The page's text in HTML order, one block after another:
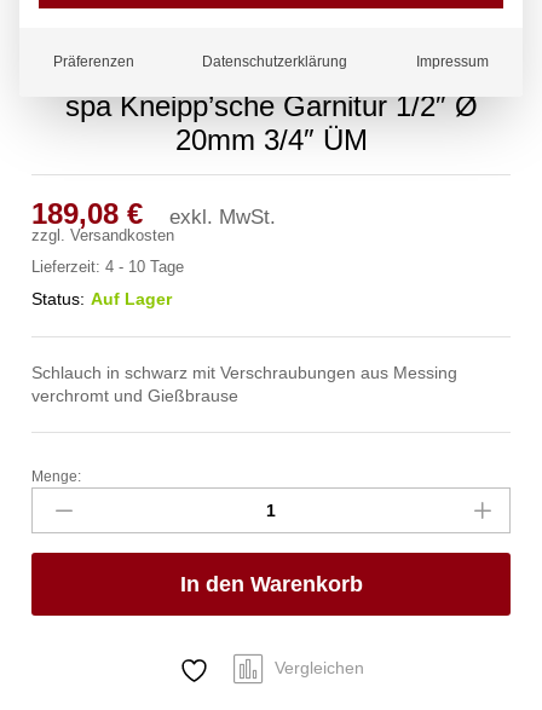
spa Kneipp’sche Garnitur 1/2″ Ø
20mm 3/4″ ÜM
189,08€ exkl. MwSt.
zzgl.Versandkosten
Lieferzeit:4 - 10 Tage
Status: Auf Lager
Schlauch in schwarz mit Verschraubungen aus Messing
verchromt und Gießbrause
spa
Kneipp'sche
Garnitur
1/2"
20mm
Menge:
In den Warenkorb
Vergleichen
Präferenzen Datenschutzerklärung Impressum